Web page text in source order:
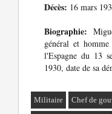
Décès: 16 mars
Biographie:
général et
l'Espagne du 13
1930, date de sa
Militaire Chef de